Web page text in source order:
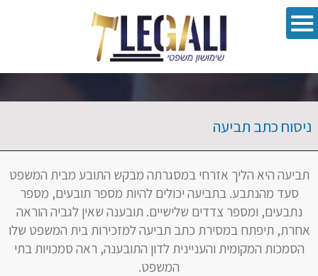
ניסוח כתב תביעה
תביעה היא הליך אזרחי במסגרתה מבקש התובע מבית המשפט
סעד מהנתבע. בתביעה יכולים להיות מספר תובעים, מספר
נתבעים, ומספר צדדים שלישיים. תובענה שאין לגביה הוראה
אחרת, תיפתח במסירת כתב תביעה למזכירות בית המשפט שלו
הסמכות המקומית והעניינית לדון התובענה, ראה סמכויות בתי
המשפט.